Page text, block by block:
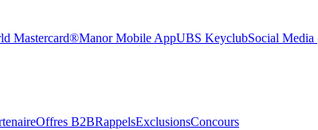
Mastercard®Manor Mobile AppUBS KeyclubSocial
Offres B2BRappelsExclusionsConcours